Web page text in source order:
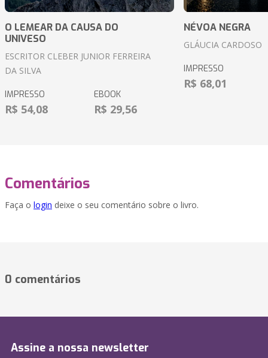
O LEMEAR DA CAUSA DO
UNIVESO
ESCRITOR CLEBER JUNIOR FERREIRA
DA SILVA
IMPRESSO
R$ 54,08
EBOOK
R$ 29,56
NÉVOA NEGRA
GLÁUCIA CARDOSO
IMPRESSO
R$ 68,01
Comentários
Faça o login deixe o seu comentário sobre o livro.
0 comentários
Assine a nossa newsletter